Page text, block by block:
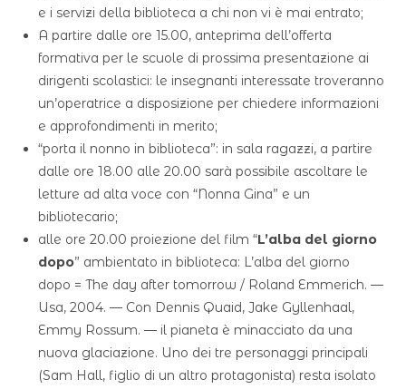
e i servizi della biblioteca a chi non vi è mai entrato;
A partire dalle ore 15.00, anteprima dell’offerta
formativa per le scuole di prossima presentazione ai
dirigenti scolastici: le insegnanti interessate troveranno
un’operatrice a disposizione per chiedere informazioni
e approfondimenti in merito;
“porta il nonno in biblioteca”: in sala ragazzi, a partire
dalle ore 18.00 alle 20.00 sarà possibile ascoltare le
letture ad alta voce con “Nonna Gina” e un
bibliotecario;
alle ore 20.00 proiezione del film “L’alba del giorno
dopo” ambientato in biblioteca: L’alba del giorno
dopo = The day after tomorrow / Roland Emmerich. —
Usa, 2004. — Con Dennis Quaid, Jake Gyllenhaal,
Emmy Rossum. — il pianeta è minacciato da una
nuova glaciazione. Uno dei tre personaggi principali
(Sam Hall, figlio di un altro protagonista) resta isolato